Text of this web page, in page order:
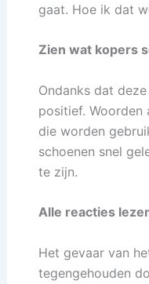
gaat. Hoe ik dat
Zien wat kopers
Ondanks dat
positief. Woorden
die worden
schoenen snel
te zijn.
Alle reacties
Het gevaar van
tegengehouden